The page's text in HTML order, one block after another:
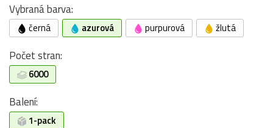
Vybraná barva:
černá azurová purpurová žlutá
Počet stran:
6000
Balení:
1-pack